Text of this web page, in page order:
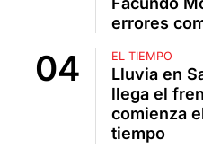
errores
EL TIEMPO
Lluvia en
llega el
comienza
tiempo